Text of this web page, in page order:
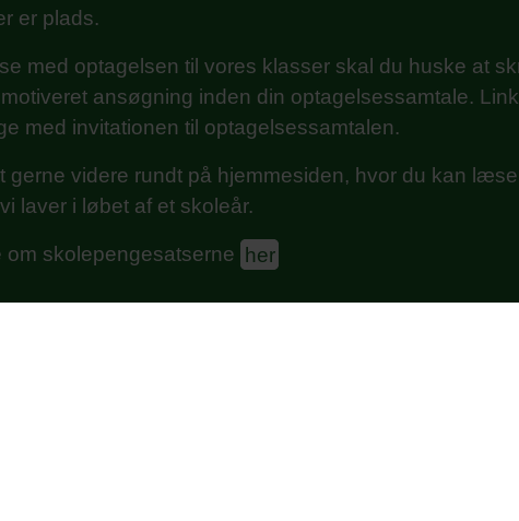
er plads.
med optagelsen til vores klasser skal du huske at
ansøgning inden din optagelsessamtale.
med invitationen til optagelsessamtalen.
gerne videre rundt på hjemmesiden, hvor du kan
laver i løbet af et skoleår.
skolepengesatserne her